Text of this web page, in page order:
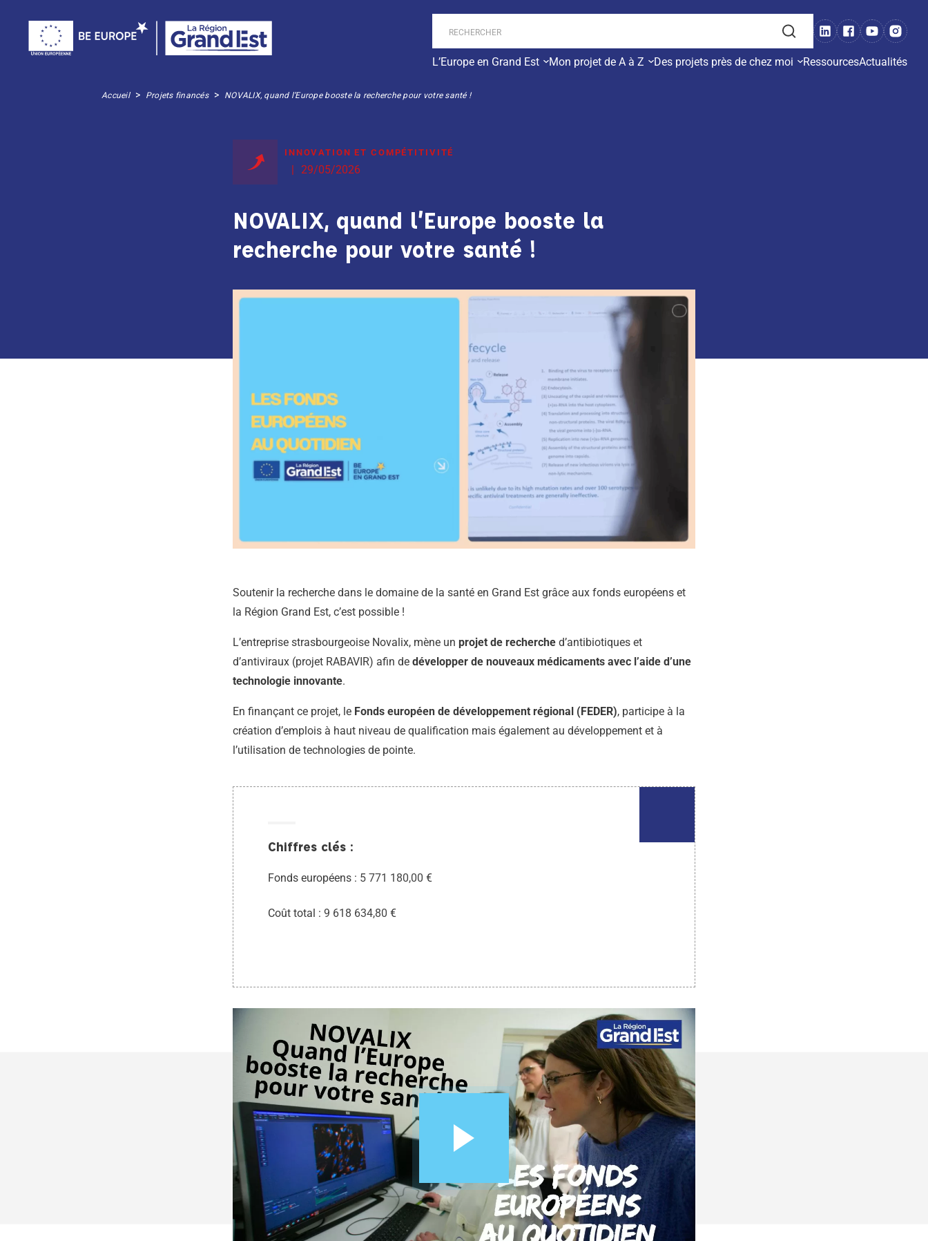
L’Europe en Grand Est Mon projet de A à Z Des projets près de chez moi RessourcesActualités
Accueil > Projets financés > NOVALIX, quand l’Europe booste la recherche pour votre santé !
INNOVATION ET COMPÉTITIVITÉ
29/05/2026
NOVALIX, quand l’Europe booste la
recherche pour votre santé !
Soutenir la recherche dans le domaine de la santé en Grand Est grâce aux fonds européens et
la Région Grand Est, c’est possible !
L’entreprise strasbourgeoise Novalix, mène un projet de recherche d’antibiotiques et
d’antiviraux (projet RABAVIR) afin de développer de nouveaux médicaments avec l’aide d’une
technologie innovante.
En finançant ce projet, le Fonds européen de développement régional (FEDER), participe à la
création d’emplois à haut niveau de qualification mais également au développement et à
l’utilisation de technologies de pointe.
Chiffres clés :
Fonds européens : 5 771 180,00 €
Coût total : 9 618 634,80 €